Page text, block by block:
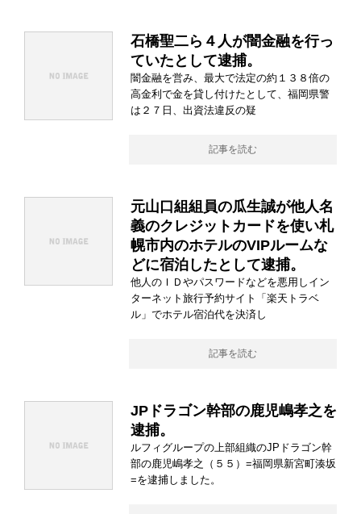
石橋聖二ら４人が闇金融を行っ
ていたとして逮捕。
闇金融を営み、最大で法定の約１３８倍の
高金利で金を貸し付けたとして、福岡県警
は２７日、出資法違反の疑
記事を読む
元山口組組員の瓜生誠が他人名
義のクレジットカードを使い札
幌市内のホテルのVIPルームな
どに宿泊したとして逮捕。
他人のＩＤやパスワードなどを悪用しイン
ターネット旅行予約サイト「楽天トラベ
ル」でホテル宿泊代を決済し
記事を読む
JPドラゴン幹部の鹿児嶋孝之を
逮捕。
ルフィグループの上部組織のJPドラゴン幹
部の鹿児嶋孝之（５５）=福岡県新宮町湊坂
=を逮捕しました。